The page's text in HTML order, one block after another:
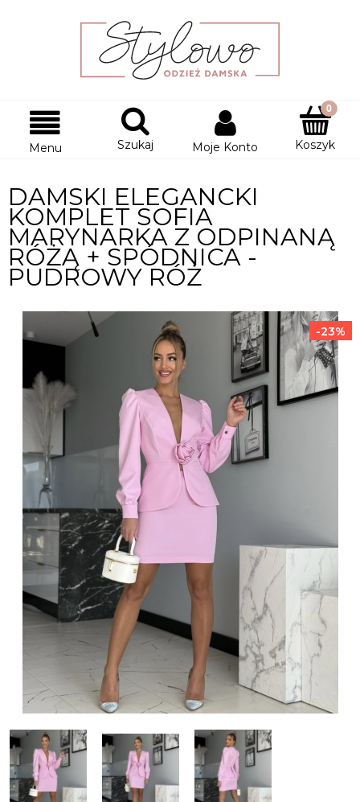
Menu Szukaj Moje Konto Koszyk
DAMSKI ELEGANCKI
KOMPLET SOFIA
MARYNARKA Z ODPINANĄ
RÓŻĄ + SPÓDNICA -
PUDROWY RÓŻ
-23%